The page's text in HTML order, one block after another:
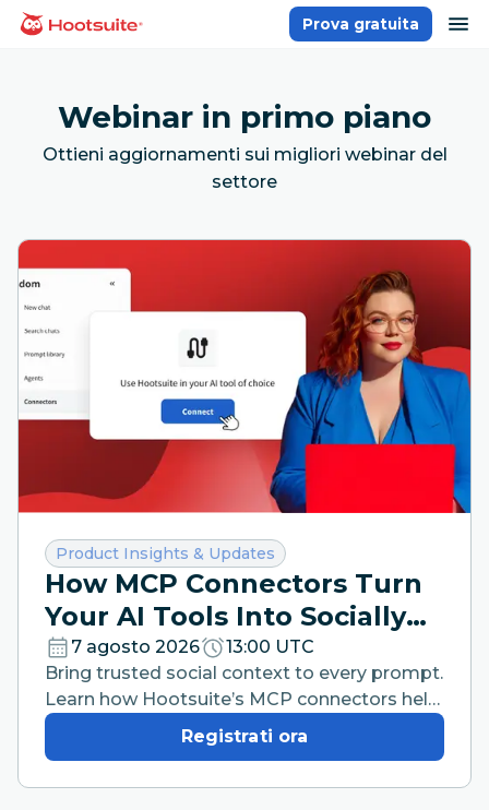
Salta
Homepage
Prova gratuita
Webinar in primo piano
Ottieni aggiornamenti sui migliori webinar del
settore
Categoria:
Product Insights & Updates
How MCP Connectors Turn
Your AI Tools Into Socially
Intelligent Workspaces
7 agosto 2026
13:00 UTC
Bring trusted social context to every prompt.
Learn how Hootsuite’s MCP connectors help
your team work faster from the AI tools they
already use.
Registrati ora